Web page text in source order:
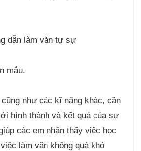
dẫn làm văn tự sự
mẫu.
như các kĩ năng khác, cần
hình thành và kết quả của sự
các em nhận thấy việc học
làm văn không quá khó